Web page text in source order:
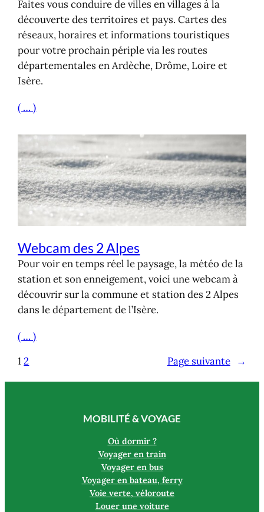
Faites vous conduire de villes en villages à la
découverte des territoires et pays. Cartes des
réseaux, horaires et informations touristiques
pour votre prochain périple via les routes
départementales en Ardèche, Drôme, Loire et
Isère.
( … )
Webcam des 2 Alpes
Pour voir en temps réel le paysage, la météo de la
station et son enneigement, voici une webcam à
découvrir sur la commune et station des 2 Alpes
dans le département de l’Isère.
( … )
12 Page suivante →
MOBILITÉ & VOYAGE
Où dormir ?
Voyager en train
Voyager en bus
Voyager en bateau, ferry
Voie verte, véloroute
Louer une voiture